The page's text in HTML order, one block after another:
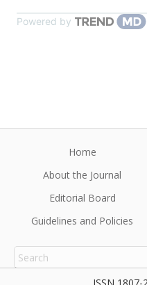
Powered by
Home
About the Journal
Editorial Board
Guidelines and Policies